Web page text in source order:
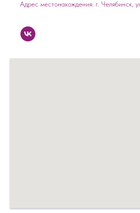
Адрес местонахождения: г. Челябинск,